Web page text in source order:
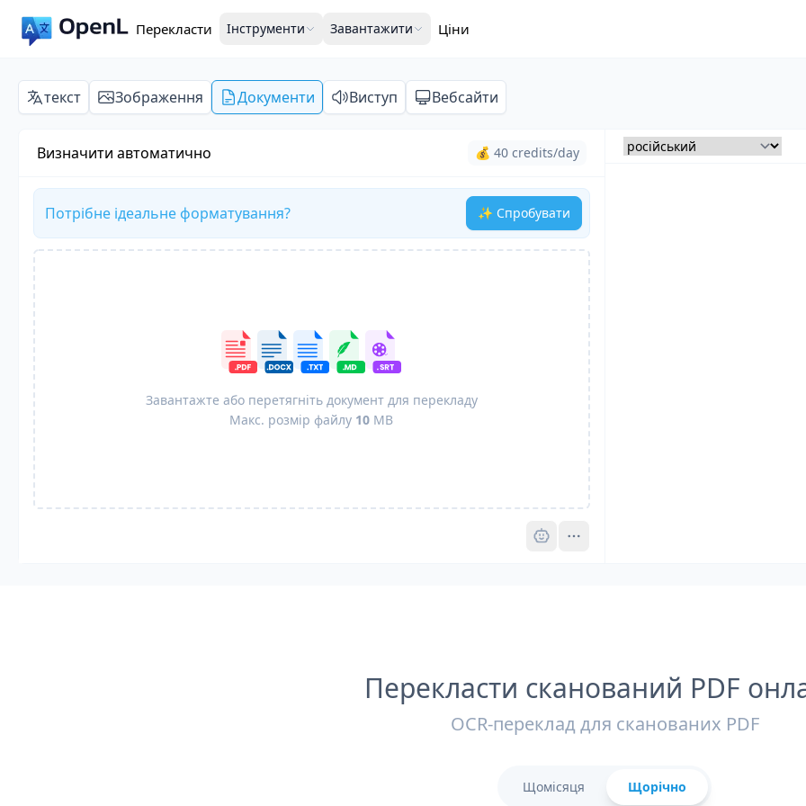
Перекласти Інструменти Завантажити Ціни
текст Зображення Документи Виступ Вебсайти
Визначити автоматично 💰 40 credits/day
Потрібне ідеальне форматування? ✨ Спробувати
Завантажте або перетягніть документ для перекладу
Макс. розмір файлу 10 MB
Pro
Перекласти сканований PDF
OCR-переклад для сканованих PDF
Щомісяця Щорічно